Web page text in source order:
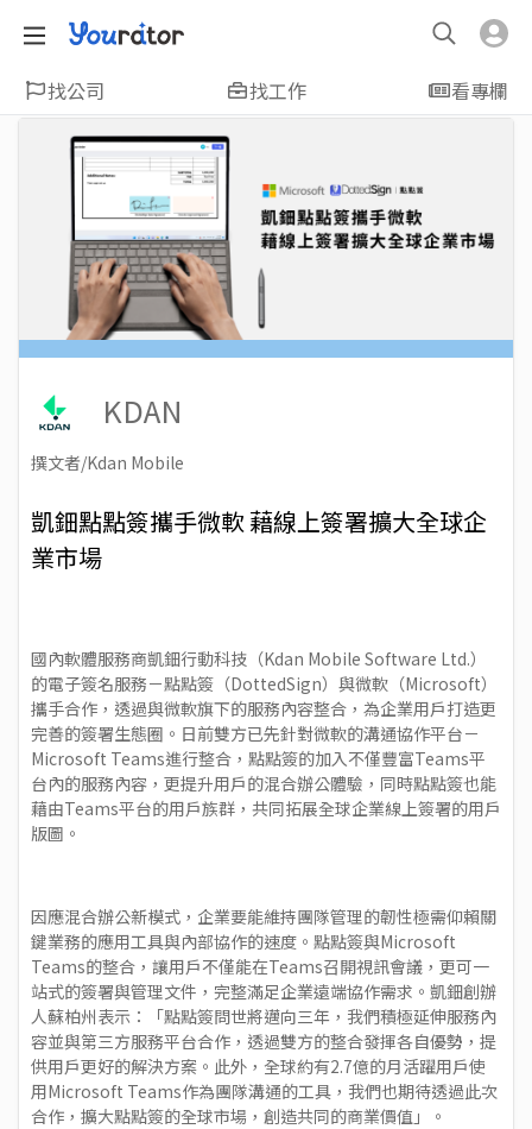
找公司 找工作 看專欄
KDAN
撰文者/Kdan Mobile
凱鈿點點簽攜手微軟 藉線上簽署擴大全球企
業市場
國內軟體服務商凱鈿行動科技（Kdan Mobile Software Ltd.）
的電子簽名服務－點點簽（DottedSign） 與微軟（Microsoft）
攜手合作，透過與微軟旗下的服務內容整合，為企業用戶打造更
完善的簽署生態圈。日前雙方已先針對微軟的溝通協作平台－
Microsoft Teams進行整合 ，點點簽的加入不僅豐富Teams平
台內的服務內容，更提升用戶的混合辦公體驗，同時點點簽也能
藉由Teams平台的用戶族群，共同拓展全球企業線上簽署的用戶
版圖。
因應混合辦公新模式，企業要能維持團隊管理的韌性極需仰賴關
鍵業務的應用工具與內部協作的速度。點點簽與Microsoft
Teams的整合，讓用戶不僅能在Teams召開視訊會議，更可一
站式的簽署與管理文件，完整滿足企業遠端協作需求。凱鈿創辦
人蘇柏州表示：「點點簽問世將邁向三年，我們積極延伸服務內
容並與第三方服務平台合作，透過雙方的整合發揮各自優勢，提
供用戶更好的解決方案。此外，全球約有2.7億的月活躍用戶使
用Microsoft Teams作為團隊溝通的工具，我們也期待透過此次
合作，擴大點點簽的全球市場，創造共同的商業價值」。